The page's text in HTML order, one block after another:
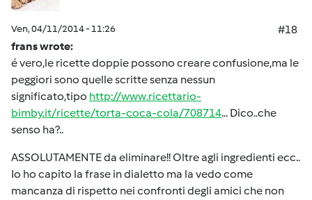
Ven, 04/11/2014 - 11:26
#18
frans wrote:
é vero,le ricette doppie possono creare confusione,ma le
peggiori sono quelle scritte senza nessun
significato,tipo http://www.ricettario-
bimby.it/ricette/torta-coca-cola/708714... Dico..che
senso ha?..
ASSOLUTAMENTE da eliminare!! Oltre agli ingredienti ecc..
Io ho capito la frase in dialetto ma la vedo come
mancanza di rispetto nei confronti degli amici che non